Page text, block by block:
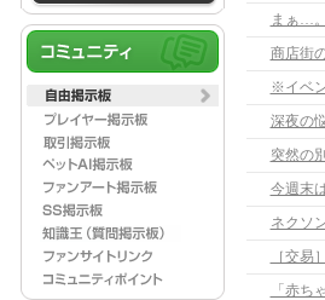
まぁ…
商店街
※イベ
深夜の
突然の
今週末
［交
「赤ち